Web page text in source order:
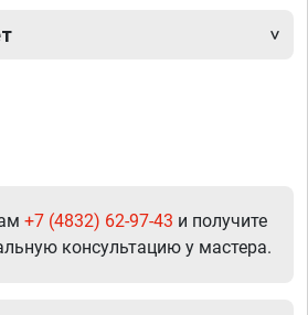
+7 (4832) 62-97-43 и получите
консультацию у мастера.